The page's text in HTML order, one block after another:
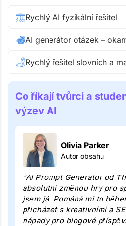
Rychlý AI fyzikální řešitel
Rychlý řešitel slovních a
Co říkají tvůrci a
výzev AI
Olivia Parker
Autor obsahu
“AI Prompt Generator od
absolutní změnou hry pro
jsem já. Pomáhá mi to
přicházet s kreativními a
nápady pro blogové